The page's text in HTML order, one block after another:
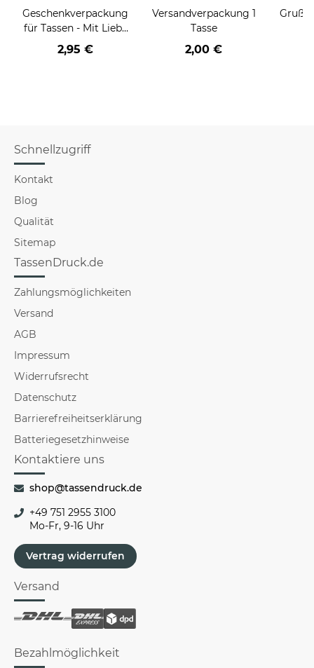
Geschenkverpackung
für Tassen - Mit Liebe
geschenkt
2,95 €
Versandverpackung 1
Tasse
2,00 €
Schnellzugriff
Kontakt
Blog
Qualität
Sitemap
TassenDruck.de
Zahlungsmöglichkeiten
Versand
AGB
Impressum
Widerrufsrecht
Datenschutz
Barrierefreiheitserklärung
Batteriegesetzhinweise
Kontaktiere uns
shop@tassendruck.de
+49 751 2955 3100
Mo-Fr, 9-16 Uhr
Vertrag widerrufen
Versand
Bezahlmöglichkeit